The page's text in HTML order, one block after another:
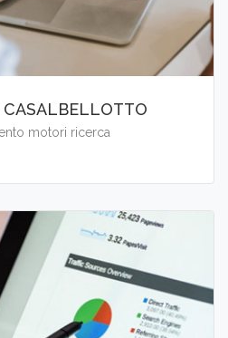
motori ricerca